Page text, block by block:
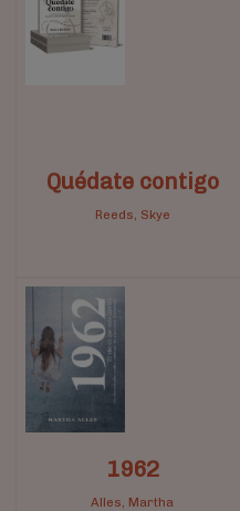
Quédate contigo
Reeds, Skye
1962
Alles, Martha